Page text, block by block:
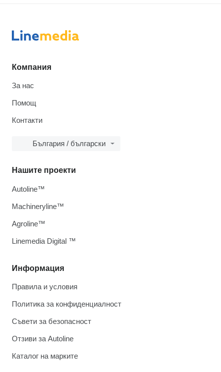
Компания
За нас
Помощ
Контакти
България / български
Информация
Правила и условия
Политика за конфиденциалност
Съвети за безопасност
Отзиви за Autoline
Каталог на марките
Нашите проекти
Autoline™
Machineryline™
Agroline™
Linemedia Digital ™